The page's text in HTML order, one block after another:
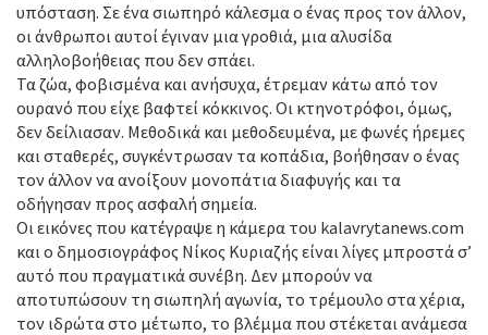
υπόσταση. Σε ένα σιωπηρό κάλεσμα ο ένας προς τον άλλον,
οι άνθρωποι αυτοί έγιναν μια γροθιά, μια αλυσίδα
αλληλοβοήθειας που δεν σπάει.
Τα ζώα, φοβισμένα και ανήσυχα, έτρεμαν κάτω από τον
ουρανό που είχε βαφτεί κόκκινος. Οι κτηνοτρόφοι, όμως,
δεν δείλιασαν. Μεθοδικά και μεθοδευμένα, με φωνές ήρεμες
και σταθερές, συγκέντρωσαν τα κοπάδια, βοήθησαν ο ένας
τον άλλον να ανοίξουν μονοπάτια διαφυγής και τα
οδήγησαν προς ασφαλή σημεία.
Οι εικόνες που κατέγραψε η κάμερα του kalavrytanews.com
και ο δημοσιογράφος Νίκος Κυριαζής είναι λίγες μπροστά σ’
αυτό που πραγματικά συνέβη. Δεν μπορούν να
αποτυπώσουν τη σιωπηλή αγωνία, το τρέμουλο στα χέρια,
τον ιδρώτα στο μέτωπο, το βλέμμα που στέκεται ανάμεσα